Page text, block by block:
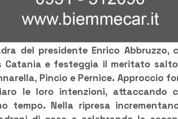
del presidente Enrico Abbruzzo,
e festeggia il meritato
Pincio e Pernice. Approccio
le loro intenzioni, attaccando
tempo. Nella ripresa